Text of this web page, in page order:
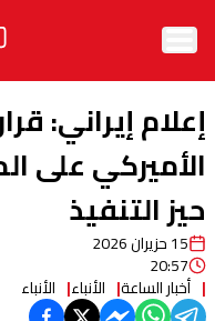
الأخبار
آراء
فيديو
مواقف
إعلام إيراني:
الأميركي على
حيز التنفيذ
15 حزيران 2026
20:57
أخبار الساعة الأنباء الأنباء